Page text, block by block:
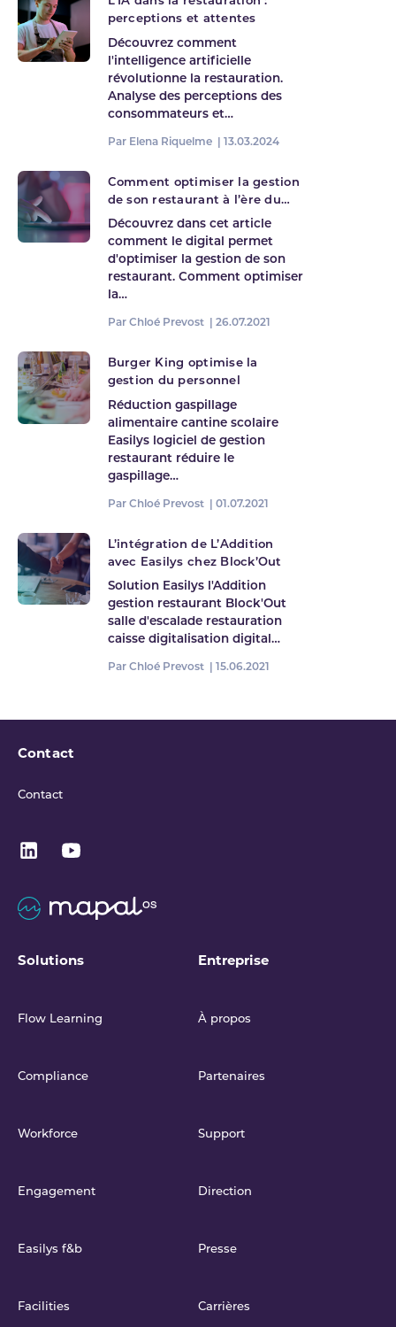
perceptions et attentes
Découvrez comment
l'intelligence artificielle
révolutionne la restauration.
Analyse des perceptions des
consommateurs et…
Par Elena Riquelme | 13.03.2024
Comment optimiser la gestion
de son restaurant à l’ère du
digital ?
Découvrez dans cet article
comment le digital permet
d'optimiser la gestion de son
restaurant. Comment optimiser
la…
Par Chloé Prevost | 26.07.2021
Burger King optimise la
gestion du personnel
Réduction gaspillage
alimentaire cantine scolaire
Easilys logiciel de gestion
restaurant réduire le
gaspillage…
Par Chloé Prevost | 01.07.2021
L’intégration de L’Addition
avec Easilys chez Block’Out
Solution Easilys l'Addition
gestion restaurant Block'Out
salle d'escalade restauration
caisse digitalisation digital…
Par Chloé Prevost | 15.06.2021
Contact
Contact
Solutions
Flow Learning
Compliance
Workforce
Engagement
Easilys f&b
Facilities
Entreprise
À propos
Partenaires
Support
Direction
Presse
Carrières